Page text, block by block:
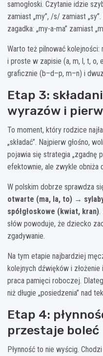
samogłoski. Czytanie idzie
zamiast „my”, /s/ zamiast
zagadka: „my-a-ma” zamiast
Warto też pilnować
i proste w zapisie (a, m, l, t, o,
graficznie (b–d–p, m–n) i
Etap 3:
wyrazów i
To moment, który rodzice
„składać”. Najpierw głośno,
pojawia się strategia „zgadnę
efektownie, ale zwykle obniża
W polskim dobrze sprawdza
otwarte (ma, la, to) →
spółgłoskowe (kwiat, kran).
słów powoduje, że dziecko
zgadywanie.
Na tym etapie najbardziej
kolejnych dźwięków i
praca pamięci roboczej.
niż długie „posiedzenia” nad
Etap 4:
przestaje boleć
Płynność to nie wyścig.